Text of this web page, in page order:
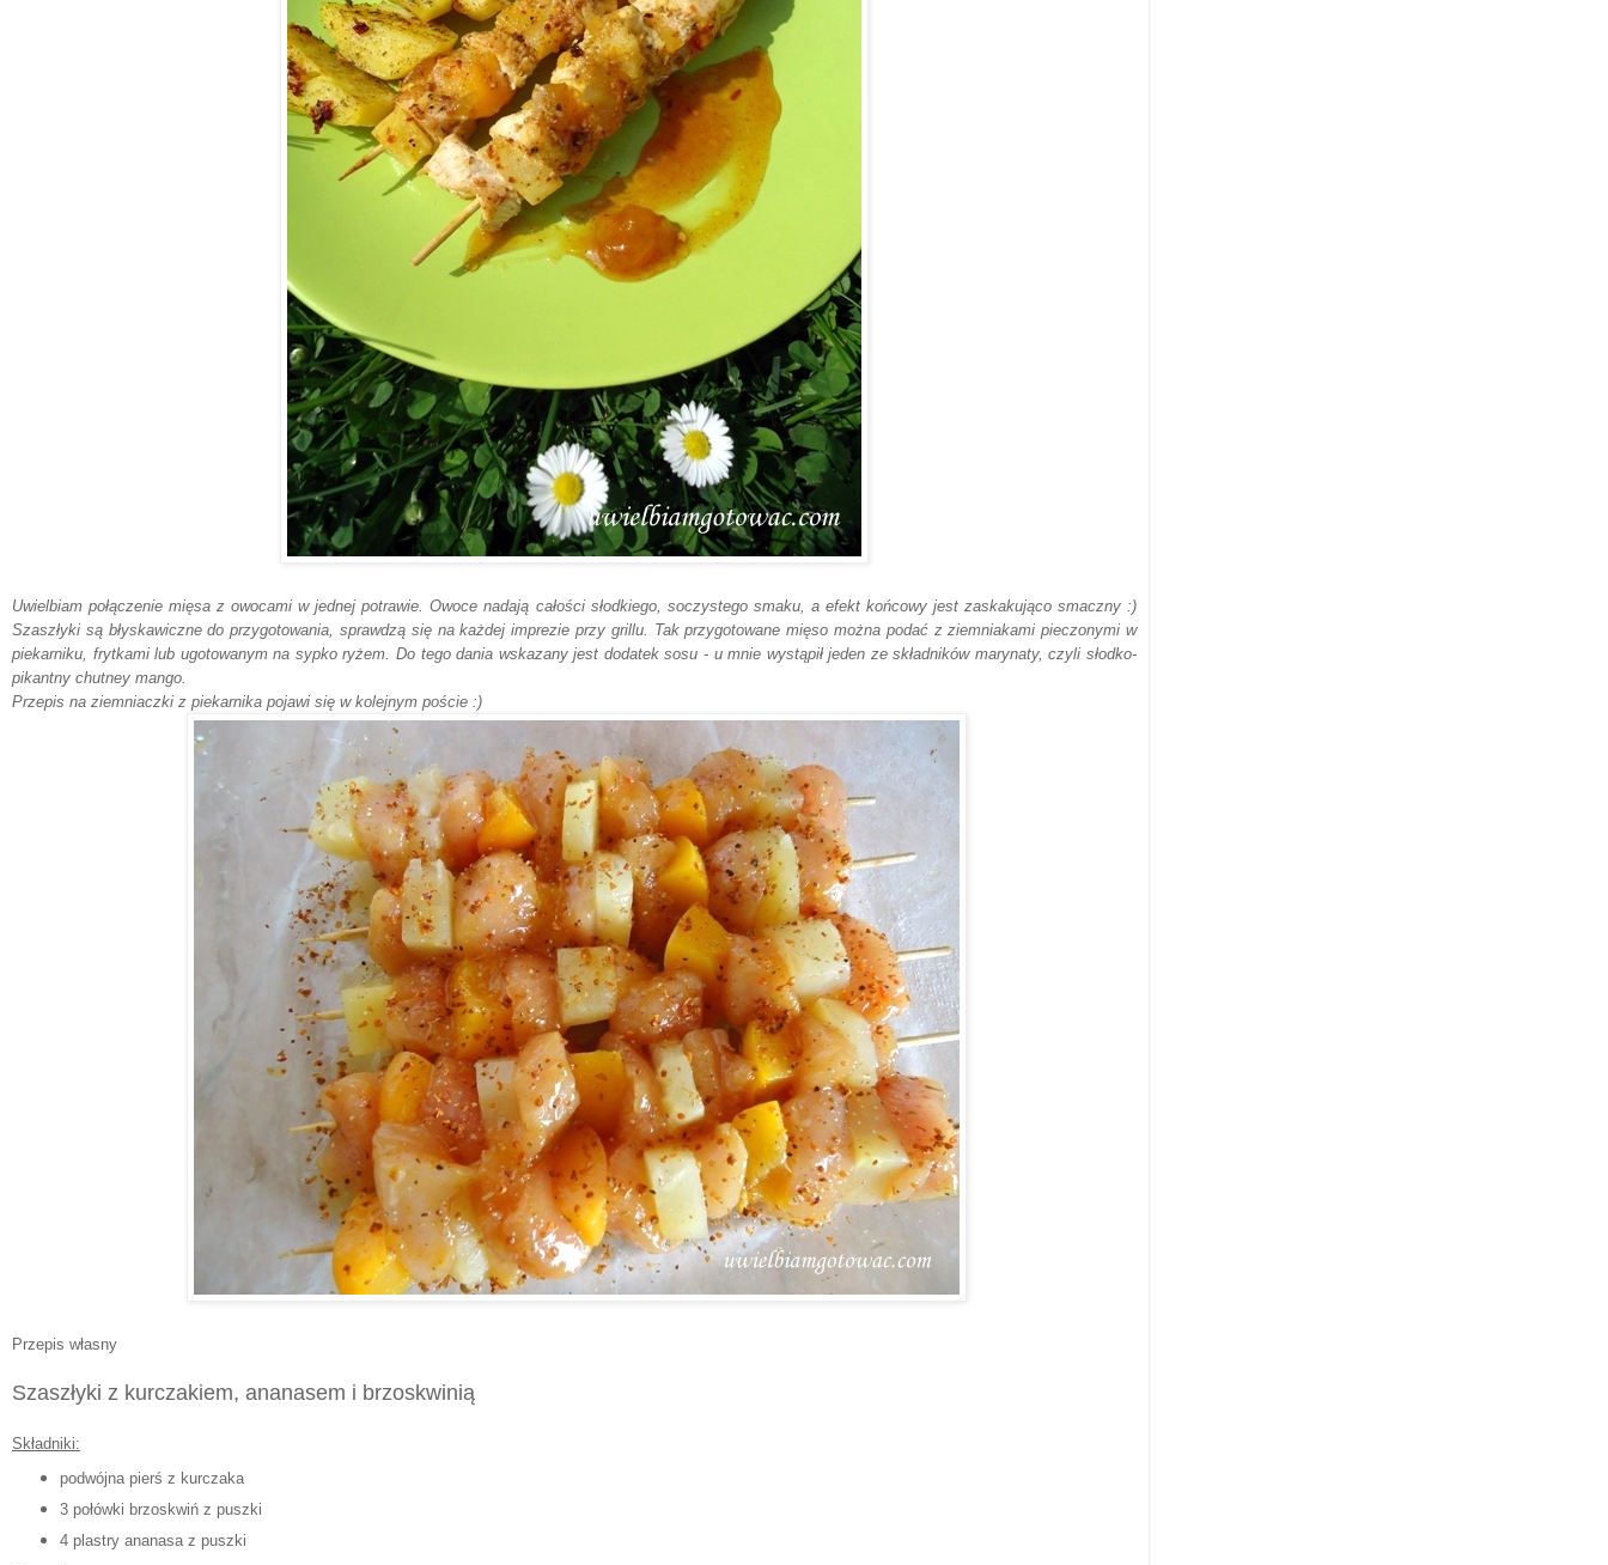
Uwielbiam połączenie mięsa z owocami w jednej potrawie. Owoce nadają całości słodkiego, soczystego smaku, a efekt końcowy jest zaskakująco smaczny :)
Szaszłyki są błyskawiczne do przygotowania,sprawdzą się na każdej imprezie przy grillu. Tak przygotowanemięso można podać z ziemniakamipieczonymi w
piekarniku, frytkami lub ugotowanym na sypko ryżem. Do tego dania wskazanyjest dodatek sosu - u mnie wystąpił jeden ze składników marynaty, czylisłodko-
pikantny chutney mango.
Przepis na ziemniaczki z piekarnika pojawi się w kolejnym poście :)
Przepis własny
Szaszłyki z kurczakiem, ananasem i brzoskwinią
Składniki:
podwójna pierś z kurczaka
3 połówki brzoskwiń z puszki
4 plastry ananasa z puszki